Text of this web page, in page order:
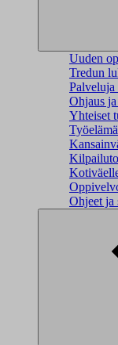
Uuden
Tredun
Ohjaus
Yhteiset
Ohjeet ja